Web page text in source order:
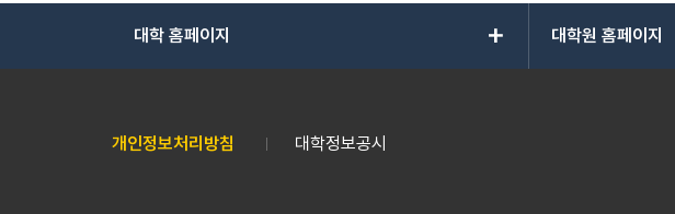
대학 홈페이지 add 대학원 홈페이지
개인정보처리방침 대학정보공시